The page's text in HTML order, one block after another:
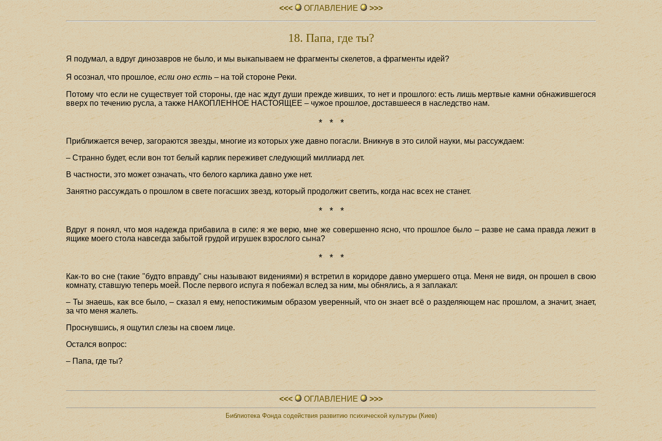
<<< ОГЛАВЛЕHИЕ >>>
18. Папа, где ты?
Я подумал, а вдруг динозавров не было, и мы выкапываем не фрагменты скелетов, а фрагменты идей?
Я осознал, что прошлое,еслионо есть– на той стороне Реки.
Потому что если не существует той стороны, где нас ждут души прежде живших, то нет и прошлого: есть лишь мертвые камни обнажившегося
вверх по течению русла, а также НАКОПЛЕННОЕ НАСТОЯЩЕЕ – чужое прошлое, доставшееся в наследство нам.
* * *
Приближается вечер, загораются звезды, многие из которых уже давно погасли. Вникнув в это силой науки, мы рассуждаем:
– Странно будет, если вон тот белый карлик переживет следующий миллиард лет.
В частности, это может означать, что белого карлика давно уже нет.
Занятно рассуждать о прошлом в свете погасших звезд, который продолжит светить, когда нас всех не станет.
* * *
Вдруг я понял, что моя надежда прибавила в силе: я же верю, мне же совершенно ясно, что прошлое было – разве не сама правда лежит в
ящике моего стола навсегда забытой грудой игрушек взрослого сына?
* * *
Как-то во сне (такие "будто вправду" сны называют видениями) я встретил в коридоре давно умершего отца. Меня не видя, он прошел в свою
комнату, ставшую теперь моей. После первого испуга я побежал вслед за ним, мы обнялись, а я заплакал:
– Ты знаешь, как все было, – сказал я ему, непостижимым образом уверенный, что он знает всё о разделяющем нас прошлом, а значит, знает,
за что меня жалеть.
Проснувшись, я ощутил слезы на своем лице.
Остался вопрос:
– Папа, где ты?
<<< ОГЛАВЛЕHИЕ >>>
Библиотека Фонда содействия развитию психической культуры (Киев)